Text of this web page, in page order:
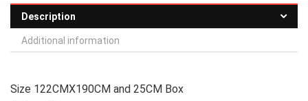
Description
Additional information
Size 122CMX190CM and 25CM Box